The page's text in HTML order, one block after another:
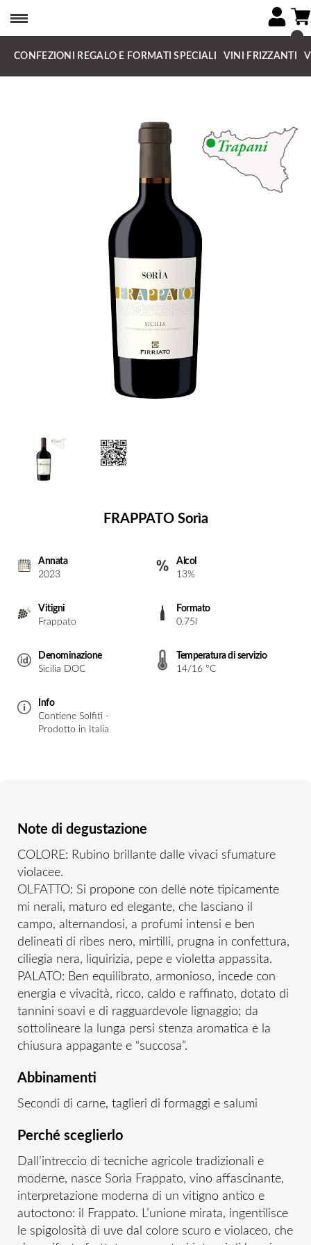
CONFEZIONI REGALO E FORMATI SPECIALI VINI FRIZZANTI
FRAPPATO Sorìa
Annata
2023
Alcol
13%
Vitigni
Frappato
Formato
0.75l
Denominazione
Sicilia DOC
Temperatura di servizio
14/16 °C
Info
Contiene Solfiti -
Prodotto in Italia
Note di degustazione
COLORE: Rubino brillante dalle vivaci sfumature
violacee.
OLFATTO: Si propone con delle note tipicamente
mi nerali, maturo ed elegante, che lasciano il
campo, alternandosi, a profumi intensi e ben
delineati di ribes nero, mirtilli, prugna in confettura,
ciliegia nera, liquirizia, pepe e violetta appassita.
PALATO: Ben equilibrato, armonioso, incede con
energia e vivacità, ricco, caldo e raffinato, dotato di
tannini soavi e di ragguardevole lignaggio; da
sottolineare la lunga persi stenza aromatica e la
chiusura appagante e “succosa”.
Abbinamenti
Secondi di carne, taglieri di formaggi e salumi
Perché sceglierlo
Dall’intreccio di tecniche agricole tradizionali e
moderne, nasce Sorìa Frappato, vino affascinante,
interpretazione moderna di un vitigno antico e
autoctono: il Frappato. L’unione mirata, ingentilisce
le spigolosità di uve dal colore scuro e violaceo, che